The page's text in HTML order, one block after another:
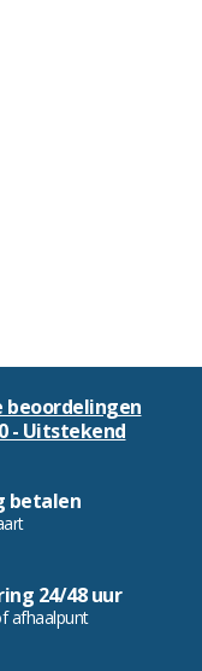
beoordelingen
- Uitstekend
betalen
24/48 uur
afhaalpunt